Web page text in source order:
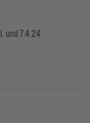
und 7.4.24